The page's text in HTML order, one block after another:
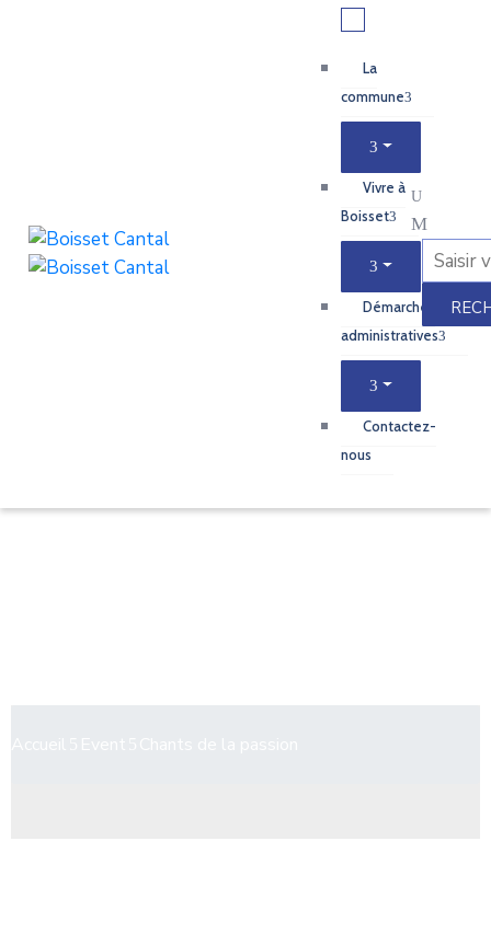
La
commune
Vivre à
Boisset
Démarches
administratives
Contactez-
nous